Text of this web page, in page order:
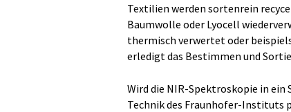
Textilien werden sortenrein
Baumwolle oder Lyocell
thermisch verwertet oder
erledigt das Bestimmen und
Wird die NIR-Spektroskopie in
Technik des Fraunhofer-Instituts